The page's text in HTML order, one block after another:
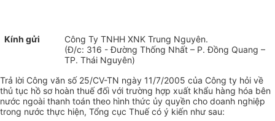
Kính gửi
Công Ty TNHH XNK Trung Nguyên.
(Đ/c: 316 - Đường Thống Nhất – P. Đồng Quang –
TP. Thái Nguyên)
Trả lời Công văn số 25/CV-TN ngày 11/7/2005 của Công ty hỏi về
thủ tục hồ sơ hoàn thuế đối với trường hợp xuất khẩu hàng hóa bên
nước ngoài thanh toán theo hình thức ủy quyền cho doanh nghiệp
trong nước thực hiện, Tổng cục Thuế có ý kiến như sau: